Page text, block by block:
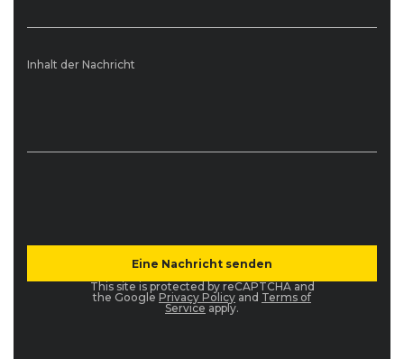
Inhalt der Nachricht
This site is protected by reCAPTCHA and
the Google Privacy Policy and Terms of
Service apply.